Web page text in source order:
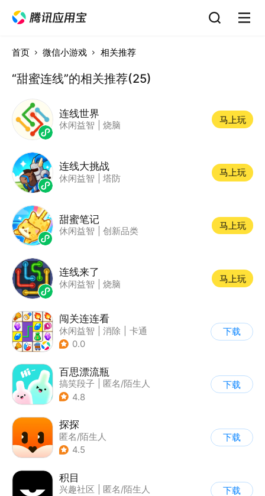
首页 微信小游戏 相关推荐
“甜蜜连线”的相关推荐(25)
连线世界
休闲益智 烧脑
马上玩
连线大挑战
休闲益智 塔防
马上玩
甜蜜笔记
休闲益智 创新品类
马上玩
连线来了
休闲益智 烧脑
马上玩
闯关连连看
休闲益智 消除
卡通
| 连线
0.0
下载
百思漂流瓶
搞笑段子
匿名/陌生人
4.8
下载
探探
匿名/陌生人
4.5
下载
积目
兴趣社区
匿名/陌生人
下载